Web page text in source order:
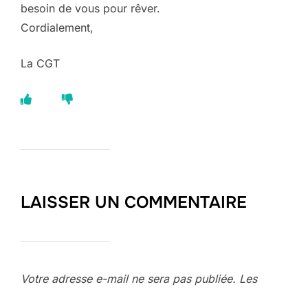
besoin de vous pour rêver.
Cordialement,
La CGT
LAISSER UN COMMENTAIRE
Votre adresse e-mail ne sera pas publiée. Les